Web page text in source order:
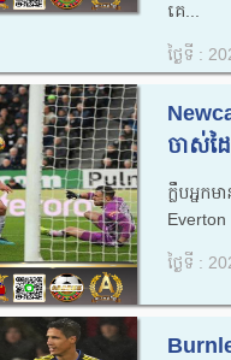
គេ...
ថ្ងៃទី :
ចាស់ដ
ក្លឹបអ្នក
ថ្ងៃទី :